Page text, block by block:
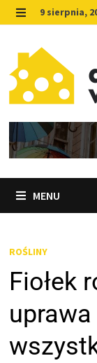
Skip
to
content
MENU
9 sierpnia,
MENU
ROŚLINY
Fiołek